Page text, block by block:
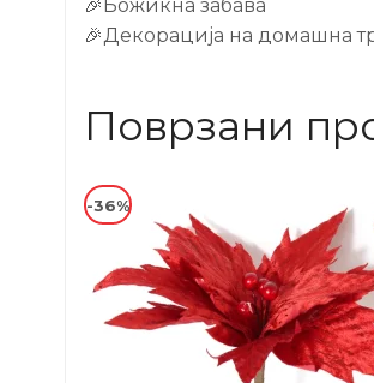
🎉Божиќна забава
🎉Декорација на домашна
Поврзани
-36%